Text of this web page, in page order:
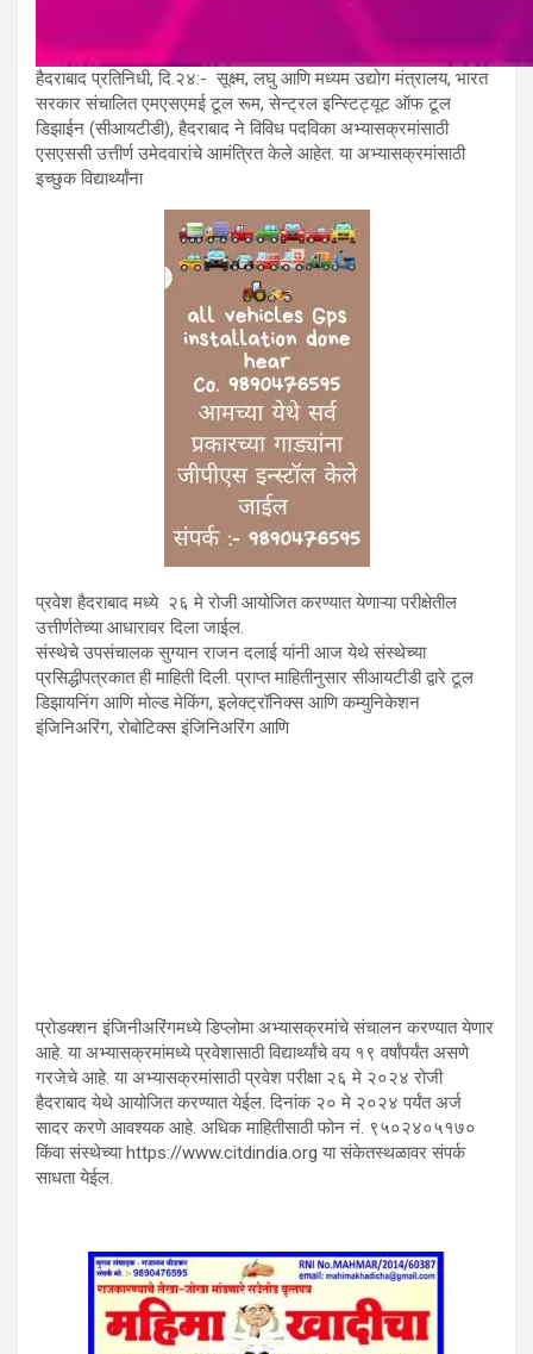
हैदराबाद प्रतिनिधी, दि.२४:- सूक्ष्म, लघु आणि मध्यम उद्योग मंत्रालय, भारत
सरकार संचालित एमएसएमई टूल रूम, सेन्ट्रल इन्स्टिट्यूट ऑफ टूल
डिझाईन (सीआयटीडी), हैदराबाद ने विविध पदविका अभ्यासक्रमांसाठी
एसएससी उत्तीर्ण उमेदवारांचे आमंत्रित केले आहेत. या अभ्यासक्रमांसाठी
इच्छुक विद्यार्थ्यांना
प्रवेश हैदराबाद मध्ये २६ मे रोजी आयोजित करण्यात येणाऱ्या परीक्षेतील
उत्तीर्णतेच्या आधारावर दिला जाईल.
संस्थेचे उपसंचालक सुग्यान राजन दलाई यांनी आज येथे संस्थेच्या
प्रसिद्धीपत्रकात ही माहिती दिली. प्राप्त माहितीनुसार सीआयटीडी द्वारे टूल
डिझायनिंग आणि मोल्ड मेकिंग, इलेक्ट्रॉनिक्स आणि कम्युनिकेशन
इंजिनिअरिंग, रोबोटिक्स इंजिनिअरिंग आणि
प्रोडक्शन इंजिनीअरिंगमध्ये डिप्लोमा अभ्यासक्रमांचे संचालन करण्यात येणार
आहे. या अभ्यासक्रमांमध्ये प्रवेशासाठी विद्यार्थ्यांचे वय १९ वर्षांपर्यंत असणे
गरजेचे आहे. या अभ्यासक्रमांसाठी प्रवेश परीक्षा २६ मे २०२४ रोजी
हैदराबाद येथे आयोजित करण्यात येईल. दिनांक २० मे २०२४ पर्यंत अर्ज
सादर करणे आवश्यक आहे. अधिक माहितीसाठी फोन नं. ९५०२४०५१७०
किंवा संस्थेच्या https://www.citdindia.org या संकेतस्थळावर संपर्क
साधता येईल.